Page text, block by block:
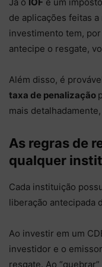
de aplicações feitas
investimento tem,
antecipe o resgate,
Além disso, é
taxa de penalização
mais
As regras de
qualquer
Cada instituição
liberação antecipada
Ao investir em um
investidor e o
resgate. Ao